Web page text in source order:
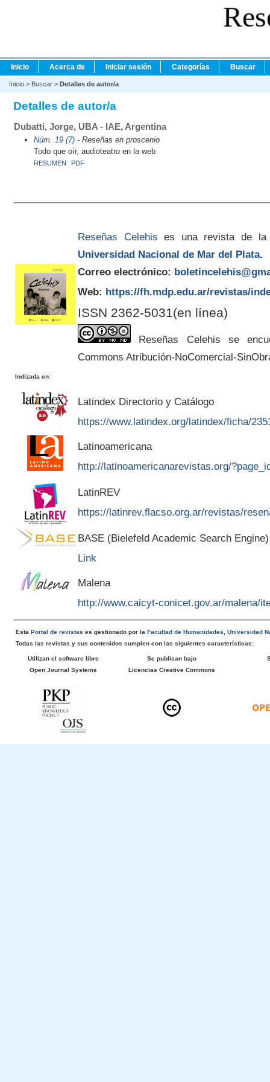
Inicio Acerca de Iniciar sesión Categorías Buscar
Inicio > Buscar > Detalles de autor/a
Detalles de autor/a
Dubatti, Jorge, UBA - IAE, Argentina
Núm. 19 (7)- Reseñas en proscenio
Todo que oír, audioteatro en la web
RESUMEN PDF
Reseñas Celehis es una revista de la
Universidad Nacional de Mar del Plata.
Correo electrónico:
Web: https://fh.mdp.edu.ar/revistas/
ISSN 2362-5031(en línea)
Reseñas Celehis se
Commons Atribución-NoComercial-
Indizada en:
Latindex Directorio y Catálogo
https://www.latindex.org/latindex/ficha/
Latinoamericana
http://latinoamericanarevistas.org/
LatinREV
https://latinrev.flacso.org.ar/revistas/
BASE (Bielefeld Academic Search Engine)
Link
Malena
http://www.caicyt-conicet.gov.ar/malena/
EstaPortal de revistas es gestionado por laFacultad de Humanidades,Universidad
Todas las revistas y sus contenidos cumplen con las siguientes características:
Utilizan el software libre
Open Journal Systems
Se publican bajo
Licencias Creative Commons